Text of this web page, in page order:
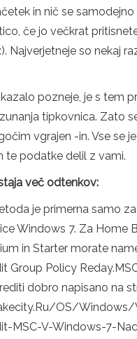
in nič se samodejno
če jo večkrat
Najverjetneje so nekaj
pozneje, je s tem
tipkovnica. Zato
vgrajen -in. Vse se
te podatke delil z vami.
več odtenkov:
je primerna samo
Windows 7. Za Home
in Starter morate
Group Policy
dobro napisano na
OS/
MSC-V-Windows-7-